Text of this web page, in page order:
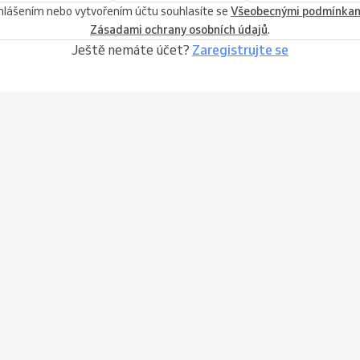
nebo vytvořením účtu souhlasíte se Všeobecnými
Zásadami ochrany osobních údajů.
Ještě nemáte účet? Zaregistrujte se